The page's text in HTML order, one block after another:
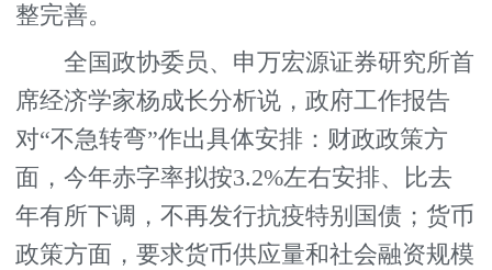
整完善。
全国政协委员、申万宏源证券研究所首
席经济学家杨成长分析说，政府工作报告
对“不急转弯”作出具体安排：财政政策方
面，今年赤字率拟按3.2%左右安排、比去
年有所下调，不再发行抗疫特别国债；货币
政策方面，要求货币供应量和社会融资规模